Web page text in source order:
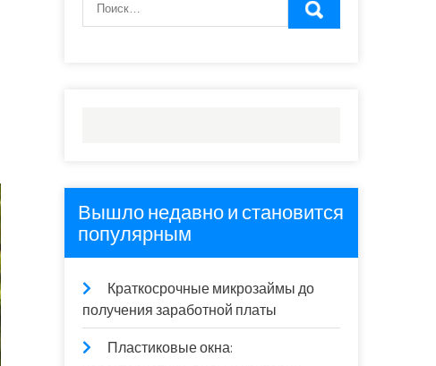
Вышло недавно и становится
популярным
Краткосрочные микрозаймы до
получения заработной платы
Пластиковые окна: